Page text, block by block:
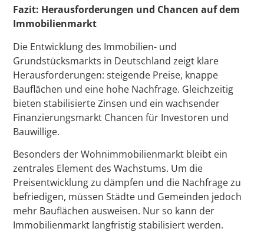
Fazit: Herausforderungen und Chancen auf dem
Immobilienmarkt
Die Entwicklung des Immobilien- und
Grundstücksmarkts in Deutschland zeigt klare
Herausforderungen: steigende Preise, knappe
Bauflächen und eine hohe Nachfrage. Gleichzeitig
bieten stabilisierte Zinsen und ein wachsender
Finanzierungsmarkt Chancen für Investoren und
Bauwillige.
Besonders der Wohnimmobilienmarkt bleibt ein
zentrales Element des Wachstums. Um die
Preisentwicklung zu dämpfen und die Nachfrage zu
befriedigen, müssen Städte und Gemeinden jedoch
mehr Bauflächen ausweisen. Nur so kann der
Immobilienmarkt langfristig stabilisiert werden.